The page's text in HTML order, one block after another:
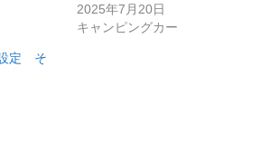
2025年7月20日
キャンピングカー
定 そ